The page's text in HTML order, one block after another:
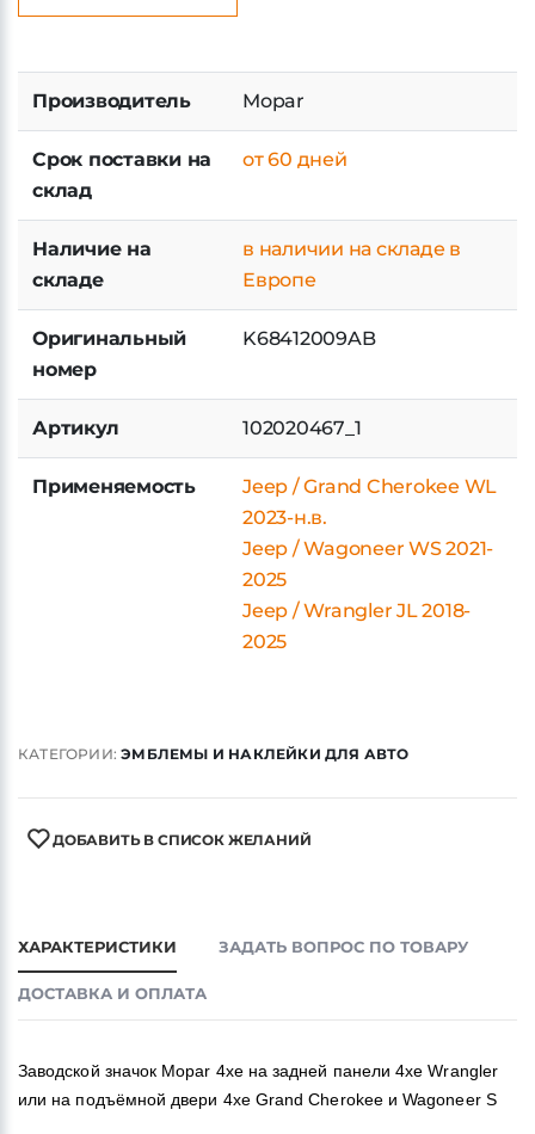
Производитель Mopar
Срок поставки на
склад
от 60 дней
Наличие на
складе
в наличии на складе в
Европе
Оригинальный
номер
K68412009AB
Артикул 102020467_1
Применяемость
Jeep / Grand Cherokee WL
2023-н.в.
Jeep / Wagoneer WS 2021-
2025
Jeep / Wrangler JL 2018-
2025
КАТЕГОРИИ:ЭМБЛЕМЫ И НАКЛЕЙКИ ДЛЯ АВТО
ДОБАВИТЬ В СПИСОК ЖЕЛАНИЙ
ХАРАКТЕРИСТИКИ ЗАДАТЬ ВОПРОС ПО ТОВАРУ
ДОСТАВКА И ОПЛАТА
Заводской значок Mopar 4xe на задней панели 4xe Wrangler
или на подъёмной двери 4xe Grand Cherokee и Wagoneer S